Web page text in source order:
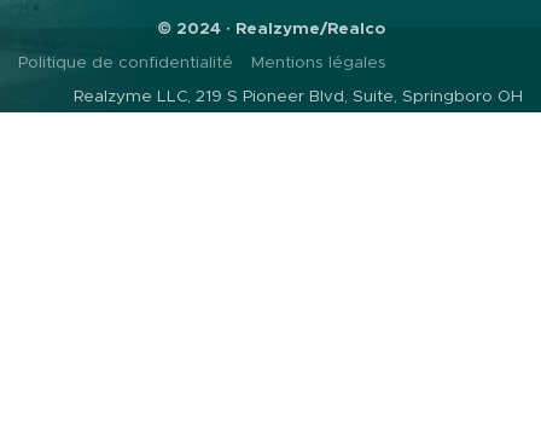
© 2024 · Realzyme/Realco
Politique de confidentialité
Mentions légales
Realzyme LLC, 219 S Pioneer Blvd, Suite, Springboro OH